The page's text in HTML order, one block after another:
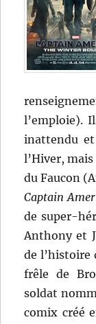
l’emploie).
inattendu
l’Hiver,
du Faucon
Captain
de super-
Anthony et
de l’histoire
frêle de
soldat
comix créé